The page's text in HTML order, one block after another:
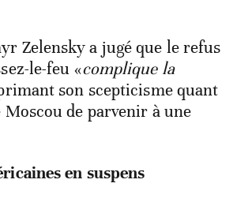
Zelensky a jugé que le refus
le-feu «complique la
son scepticisme quant
Moscou de parvenir à une
en suspens